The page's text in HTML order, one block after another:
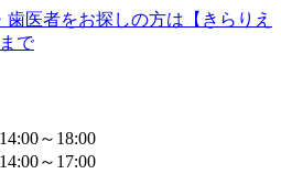
～18:00
～17:00